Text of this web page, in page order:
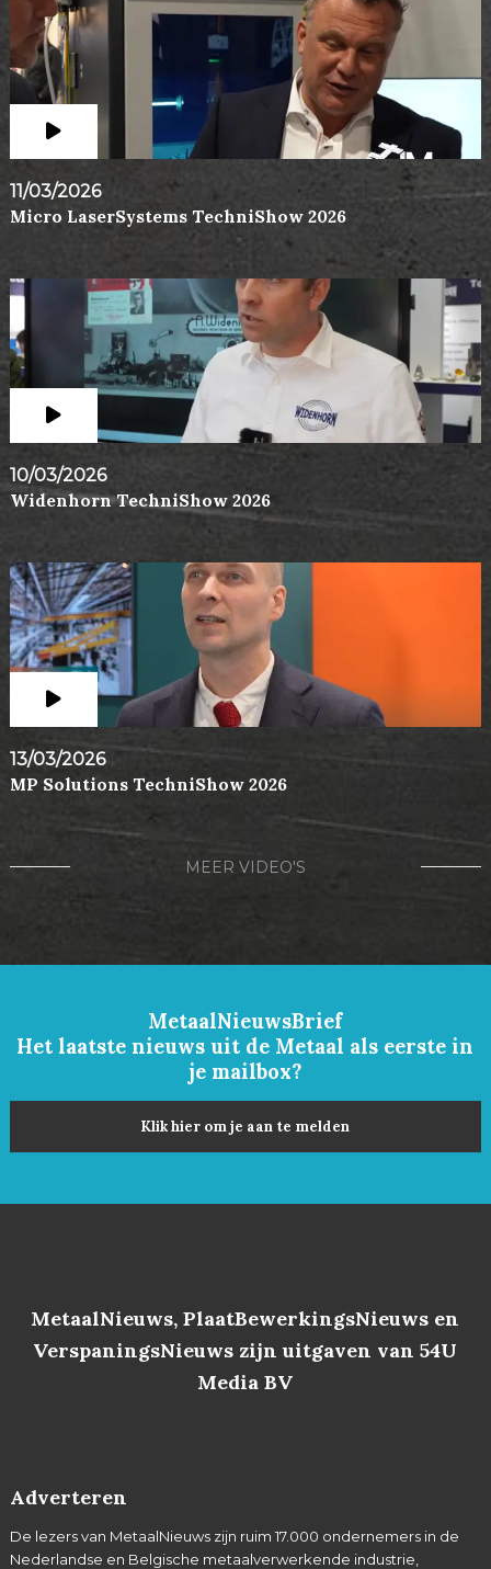
11/03/2026
Micro LaserSystems TechniShow 2026
10/03/2026
Widenhorn TechniShow 2026
13/03/2026
MP Solutions TechniShow 2026
MEER VIDEO'S
MetaalNieuwsBrief
Het laatste nieuws uit de Metaal als eerste in
je mailbox?
Klik hier om je aan te melden
MetaalNieuws, PlaatBewerkingsNieuws en
VerspaningsNieuws zijn uitgaven van 54U
Media BV
Adverteren
De lezers van MetaalNieuws zijn ruim 17.000 ondernemers in de
Nederlandse en Belgische metaalverwerkende industrie,